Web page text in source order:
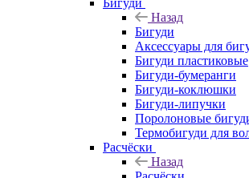
Бигуди
Назад
Бигуди
Аксессуары для
Бигуди пластиковые
Бигуди-бумеранги
Бигуди-коклюшки
Бигуди-липучки
Поролоновые
Термобигуди для
Расчёски
Назад